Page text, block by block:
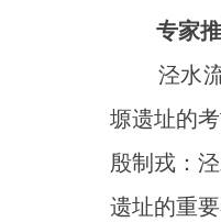
专家
泾水流域
塬遗址的
殷制戎：
遗址的重